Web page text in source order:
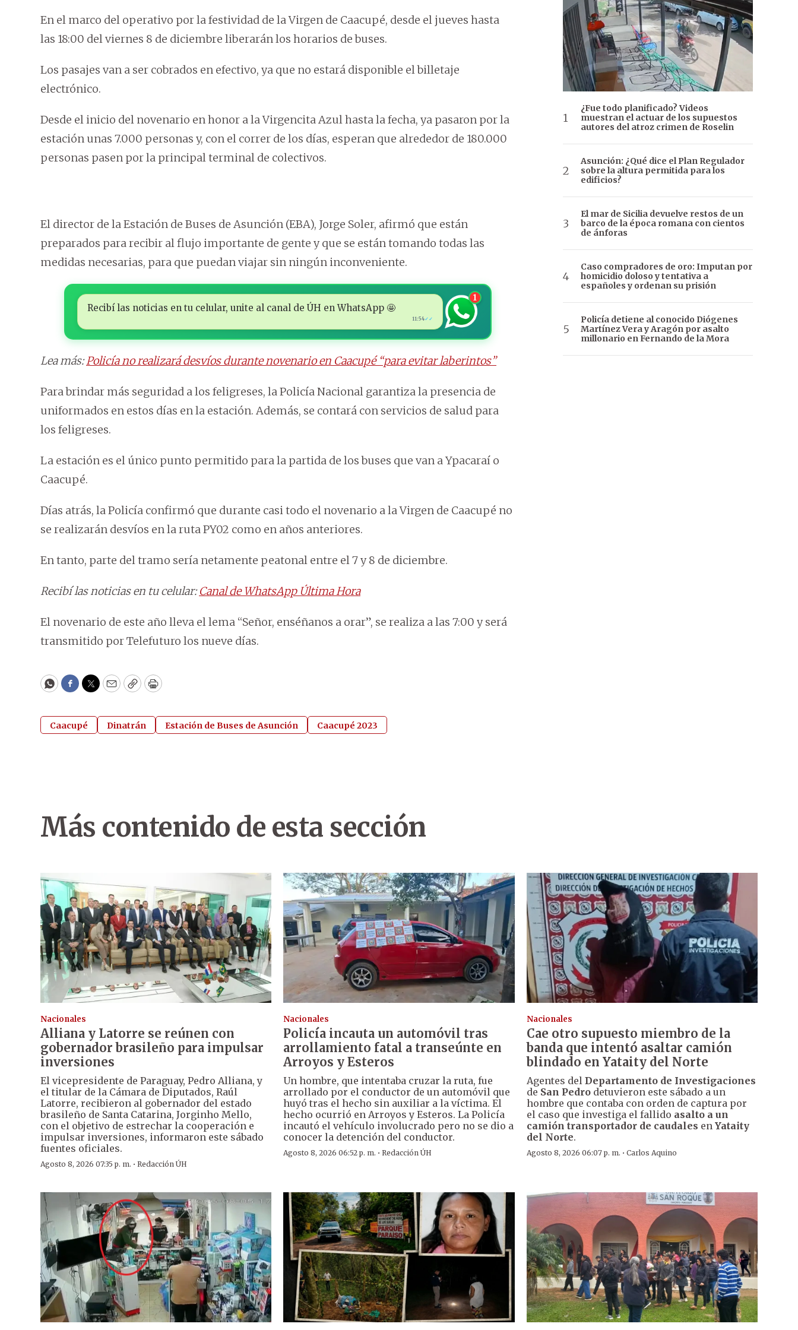
En el marco del operativo por la festividad de la Virgen de Caacupé, desde el jueves hasta
las 18:00 del viernes 8 de diciembre liberarán los horarios de buses.
Los pasajes van a ser cobrados en efectivo, ya que no estará disponible el billetaje
electrónico.
Desde el inicio del novenario en honor a la Virgencita Azul hasta la fecha, ya pasaron por la
estación unas 7.000 personas y, con el correr de los días, esperan que alrededor de 180.000
personas pasen por la principal terminal de colectivos.
El director de la Estación de Buses de Asunción (EBA), Jorge Soler, afirmó que están
preparados para recibir al flujo importante de gente y que se están tomando todas las
medidas necesarias, para que puedan viajar sin ningún inconveniente.
Recibí las noticias en tu celular, unite al canal de ÚH en WhatsApp 🤩
11:54✓✓
1
Lea más:Policía no realizará desvíos durante novenario en Caacupé “para evitar laberintos”
Para brindar más seguridad a los feligreses, la Policía Nacional garantiza la presencia de
uniformados en estos días en la estación. Además, se contará con servicios de salud para
los feligreses.
La estación es el único punto permitido para la partida de los buses que van a Ypacaraí o
Caacupé.
Días atrás, la Policía confirmó que durante casi todo el novenario a la Virgen de Caacupé no
se realizarán desvíos en la ruta PY02 como en años anteriores.
En tanto, parte del tramo sería netamente peatonal entre el 7 y 8 de diciembre.
Recibí las noticias en tu celular:Canal de WhatsApp Última Hora
El novenario de este año lleva el lema “Señor, enséñanos a orar”, se realiza a las 7:00 y será
transmitido por Telefuturo los nueve días.
WhatsApp
Facebook
Twitter
EmailCopyPrint
Caacupé Dinatrán Estación de Buses de Asunción Caacupé 2023
¿Fue todo planificado? Videos
muestran el actuar de los supuestos
autores del atroz crimen de Roselin
Asunción: ¿Qué dice el Plan Regulador
sobre la altura permitida para los
edificios?
El mar de Sicilia devuelve restos de un
barco de la época romana con cientos
de ánforas
Caso compradores de oro: Imputan por
homicidio doloso y tentativa a
españoles y ordenan su prisión
Policía detiene al conocido Diógenes
Martínez Vera y Aragón por asalto
millonario en Fernando de la Mora
Más contenido de esta sección
Nacionales
Alliana y Latorre se reúnen con
gobernador brasileño para impulsar
inversiones
El vicepresidente de Paraguay, Pedro Alliana, y
el titular de la Cámara de Diputados, Raúl
Latorre, recibieron al gobernador del estado
brasileño de Santa Catarina, Jorginho Mello,
con el objetivo de estrechar la cooperación e
impulsar inversiones, informaron este sábado
fuentes oficiales.
Agosto 8, 2026 07:35 p. m. · Redacción ÚH
Nacionales
Policía incauta un automóvil tras
arrollamiento fatal a transeúnte en
Arroyos y Esteros
Un hombre, que intentaba cruzar la ruta, fue
arrollado por el conductor de un automóvil que
huyó tras el hecho sin auxiliar a la víctima. El
hecho ocurrió en Arroyos y Esteros. La Policía
incautó el vehículo involucrado pero no se dio a
conocer la detención del conductor.
Agosto 8, 2026 06:52 p. m. ·Redacción ÚH
Nacionales
Cae otro supuesto miembro de la
banda que intentó asaltar camión
blindado en Yataity del Norte
Agentes del Departamento de Investigaciones
de San Pedrodetuvieron este sábado a un
hombre que contaba con orden de captura por
el caso que investiga el fallido asalto a un
camión transportador de caudales en Yataity
del Norte.
Agosto 8, 2026 06:07 p. m. · Carlos Aquino